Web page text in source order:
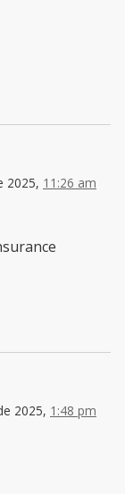
2025, 11:26 am
2025, 1:48 pm